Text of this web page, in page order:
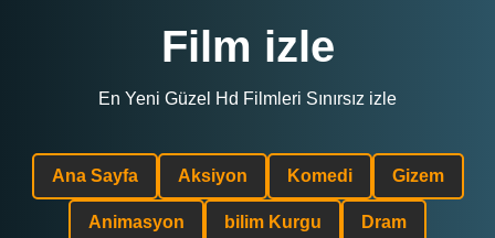
Film izle
En Yeni Güzel Hd Filmleri Sınırsız izle
Ana Sayfa Aksiyon Komedi Gizem
Animasyon bilim Kurgu Dram